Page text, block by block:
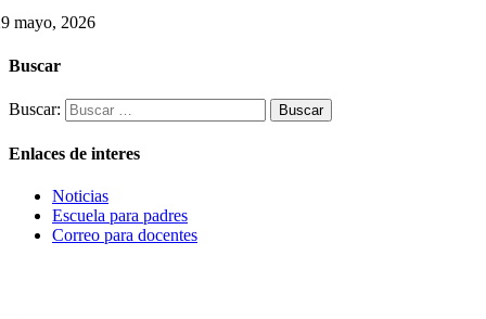
mayo, 2026
Buscar
Buscar:
Enlaces de interes
Noticias
Escuela para padres
Correo para docentes